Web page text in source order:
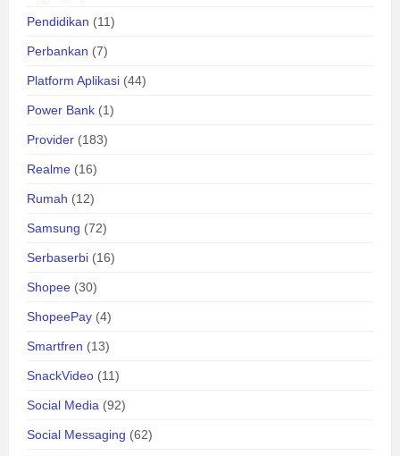
Pendidikan (11)
Perbankan (7)
Platform Aplikasi (44)
Power Bank (1)
Provider (183)
Realme (16)
Rumah (12)
Samsung (72)
Serbaserbi (16)
Shopee (30)
ShopeePay (4)
Smartfren (13)
SnackVideo (11)
Social Media (92)
Social Messaging (62)